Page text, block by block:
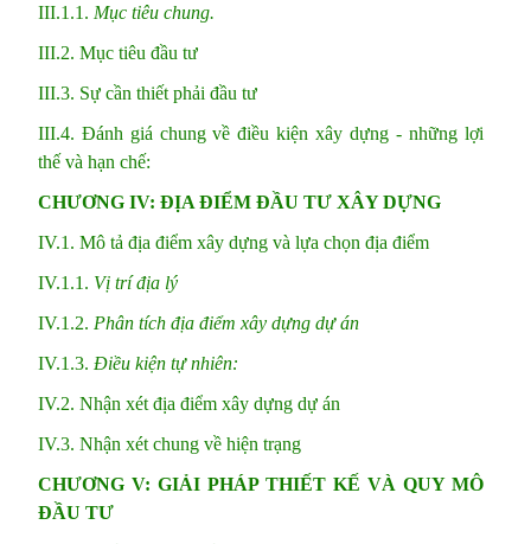
III.1.1. Mục tiêu chung.
III.2. Mục tiêu đầu tư
III.3. Sự cần thiết phải đầu tư
III.4. Đánh giá chung về điều kiện xây dựng - những lợi
thế và hạn chế:
CHƯƠNG IV: ĐỊA ĐIỂM ĐẦU TƯ XÂY DỰNG
IV.1. Mô tả địa điểm xây dựng và lựa chọn địa điểm
IV.1.1. Vị trí địa lý
IV.1.2. Phân tích địa điểm xây dựng dự án
IV.1.3. Điều kiện tự nhiên:
IV.2. Nhận xét địa điểm xây dựng dự án
IV.3. Nhận xét chung về hiện trạng
CHƯƠNG V: GIẢI PHÁP THIẾT KẾ VÀ QUY MÔ
ĐẦU TƯ